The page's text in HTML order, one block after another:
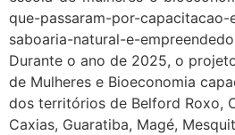
que-passaram-por-
saboaria-natural-e-
Durante o ano de 2025, o
de Mulheres e Bioeconomia
dos territórios de Belford Roxo,
Caxias, Guaratiba, Magé,